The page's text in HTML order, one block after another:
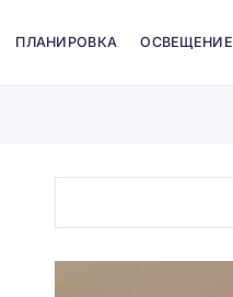
ПЛАНИРОВКА ОСВЕЩЕНИЕ